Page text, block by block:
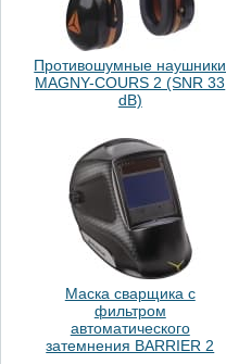
Противошумные наушники
MAGNY-COURS 2 (SNR 33
dB)
Маска сварщика с
фильтром
автоматического
затемнения BARRIER 2